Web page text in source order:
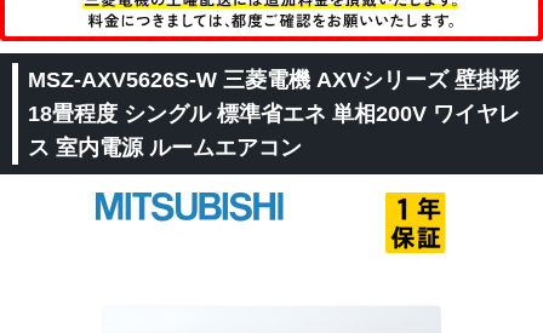
MSZ-AXV5626S-W 三菱電機 AXVシリーズ 壁掛形
18畳程度 シングル 標準省エネ 単相200V ワイヤレ
ス 室内電源 ルームエアコン